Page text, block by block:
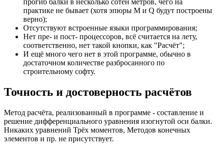
практике не бывает (хотя эпюры M и Q будут построены
верно);
Отсутствуют встроенные языки программирования;
Нет пре- и пост- процессоров, всё считается на лету,
соответственно, нет такой кнопки, как "Расчёт";
И ещё много чего нет в этой программе, обычно в
достаточном количестве разбросанного по
строительному софту.
Точность и достоверность расчётов
Метод расчёта, реализованный в программе - составление и
решение дифференциального уравнения изогнутой оси балки.
Никаких уравнений Трёх моментов, Методов конечных
элементов и пр. не присутствует.